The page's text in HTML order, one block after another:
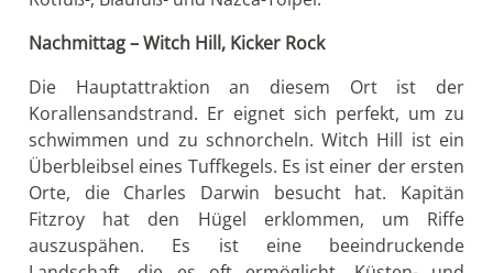
Nachmittag – Witch Hill, Kicker Rock
Die Hauptattraktion an diesem Ort ist der
Korallensandstrand. Er eignet sich perfekt, um zu
schwimmen und zu schnorcheln. Witch Hill ist ein
Überbleibsel eines Tuffkegels. Es ist einer der ersten
Orte, die Charles Darwin besucht hat. Kapitän
Fitzroy hat den Hügel erklommen, um Riffe
auszuspähen. Es ist eine beeindruckende